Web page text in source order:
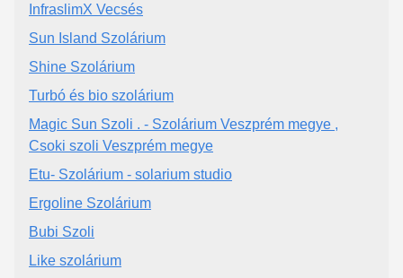
InfraslimX Vecsés
Sun Island Szolárium
Shine Szolárium
Turbó és bio szolárium
Magic Sun Szoli . - Szolárium Veszprém megye ,
Csoki szoli Veszprém megye
Etu- Szolárium - solarium studio
Ergoline Szolárium
Bubi Szoli
Like szolárium